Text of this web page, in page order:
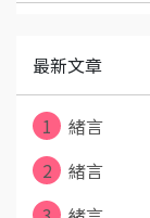
最新文章
1
緒言
2
緒言